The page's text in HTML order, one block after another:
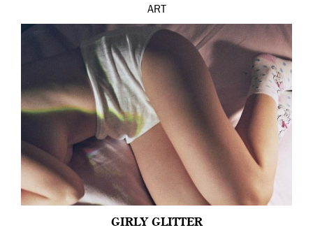
ART
GIRLY GLITTER